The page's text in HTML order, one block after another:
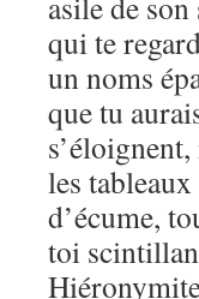
qui te
un noms
que tu
les
d’écume,
toi